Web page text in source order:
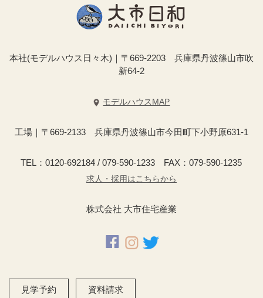
本社(モデルハウス日々木)｜〒669-2203 兵庫県丹波篠山市吹
新64-2
モデルハウスMAP
工場｜〒669-2133 兵庫県丹波篠山市今田町下小野原631-1
TEL：0120-692184 / 079-590-1233 FAX：079-590-1235
求人・採用はこちらから
株式会社 大市住宅産業
見学予約 資料請求